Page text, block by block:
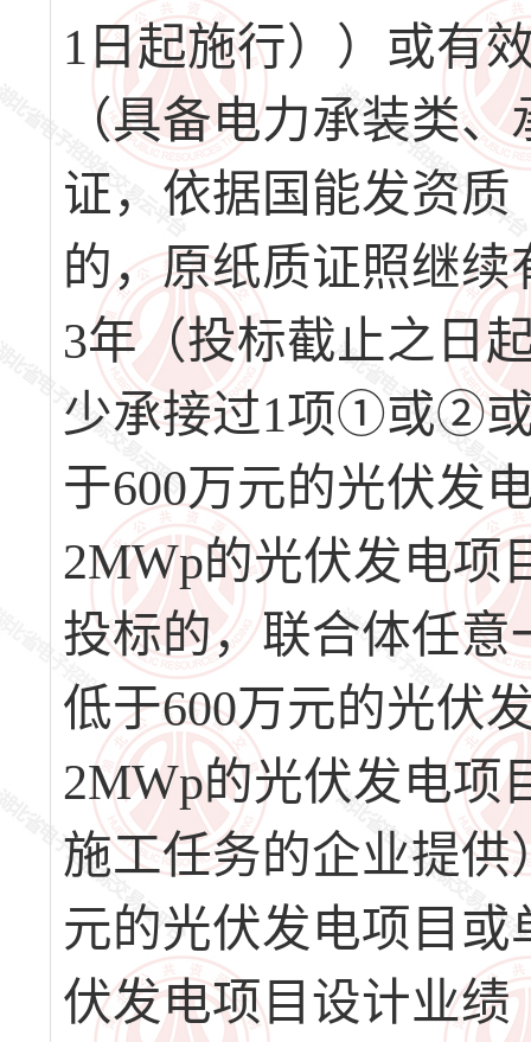
1日起施行））或有
（具备电力承装类
证，依据国能发资质
的，原纸质证照继续
3年（投标截止之日
少承接过1项①或②
于600万元的光伏发
2MWp的光伏发电项
投标的，联合体任
低于600万元的光伏
2MWp的光伏发电项
施工任务的企业提
元的光伏发电项目
伏发电项目设计业